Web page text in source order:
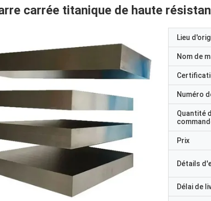
carrée titanique de haute
Lieu
Nom de
Numéro
Quantité
Prix
Détails
Délai de